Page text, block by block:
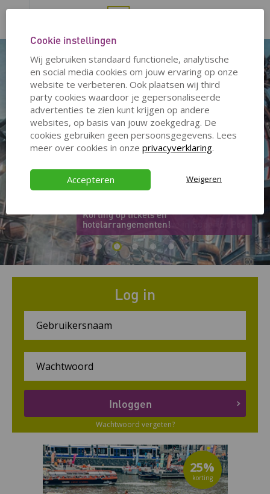
Overnachting Veluwe in Superior Pod
20%
Korting op tickets én
hotelarrangementen!
50%
Log in
Wachtwoord vergeten?
25%
Cookie instellingen
Wij gebruiken standaard functionele, analytische
en social media cookies om jouw ervaring op onze
website te verbeteren. Ook plaatsen wij third
party cookies waardoor je gepersonaliseerde
advertenties te zien kunt krijgen op andere
websites, op basis van jouw zoekgedrag. De
cookies gebruiken geen persoonsgegevens. Lees
meer over cookies in onze privacyverklaring.
Accepteren Weigeren